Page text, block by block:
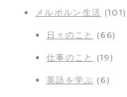
メルボルン生活 (101)
日々のこと (66)
仕事のこと (19)
英語を学ぶ (6)